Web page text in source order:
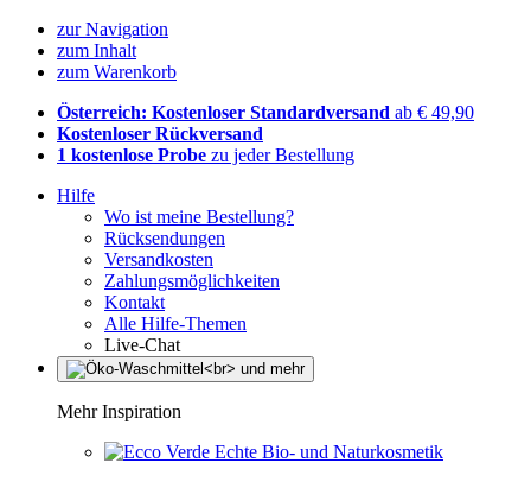
zur Navigation
zum Inhalt
zum Warenkorb
Österreich: Kostenloser Standardversand ab € 49,90
Kostenloser Rückversand
1 kostenlose Probe zu jeder Bestellung
Hilfe
Wo ist meine Bestellung?
Rücksendungen
Versandkosten
Zahlungsmöglichkeiten
Kontakt
Alle Hilfe-Themen
Live-Chat
Mehr Inspiration
Echte Bio- und Naturkosmetik